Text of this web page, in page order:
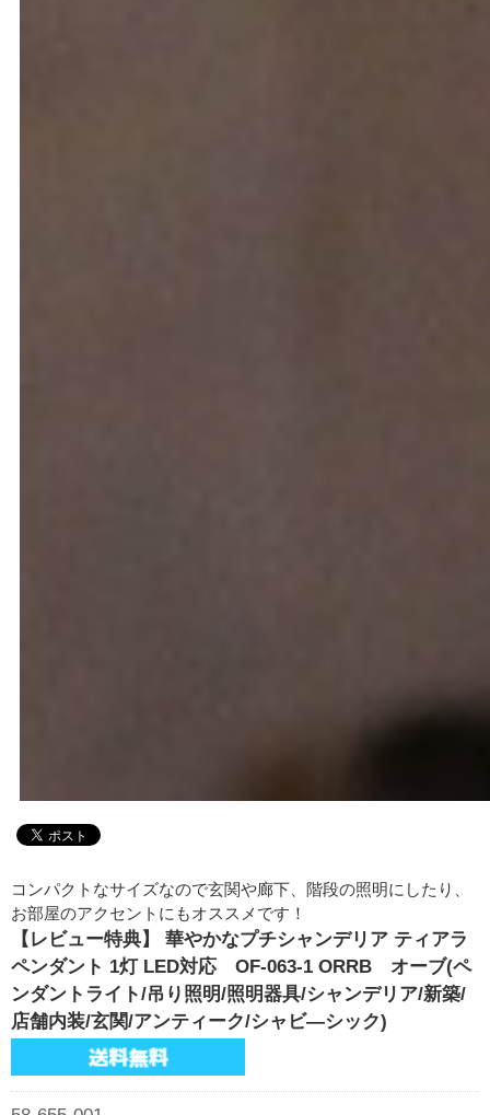
コンパクトなサイズなので玄関や廊下、階段の照明にしたり、
お部屋のアクセントにもオススメです！
【レビュー特典】 華やかなプチシャンデリア ティアラ
ペンダント 1灯 LED対応 OF-063-1 ORRB オーブ(ペ
ンダントライト/吊り照明/照明器具/シャンデリア/新築/
店舗内装/玄関/アンティーク/シャビ―シック)